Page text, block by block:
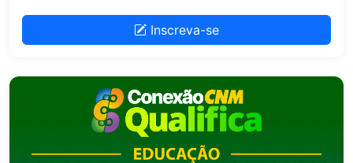
Inscreva-se